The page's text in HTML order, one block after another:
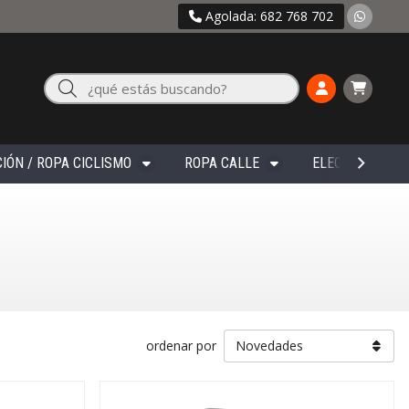
Agolada: 682 768 702
Buscar
/ ROPA CICLISMO ROPA CALLE ELECTRÓNICA
ordenar por